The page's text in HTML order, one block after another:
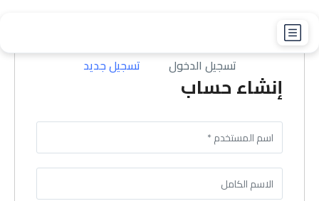
تسجيل الدخول تسجيل جديد
إنشاء حساب